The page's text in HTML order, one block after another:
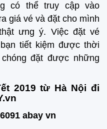
có thể truy cập vào
giá vé và đặt cho mình
ưng ý. Việc đặt vé
tiết kiệm được thời
đặt được những
2019 từ Hà Nội đi